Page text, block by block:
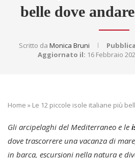
belle dove
Scritto da Monica Bruni
Aggiornato il: 16 Febbraio
Home » Le 12 piccole isole italiane più
Gli arcipelaghi del Mediterraneo e le
dove trascorrere una vacanza di
in barca, escursioni nella natura e